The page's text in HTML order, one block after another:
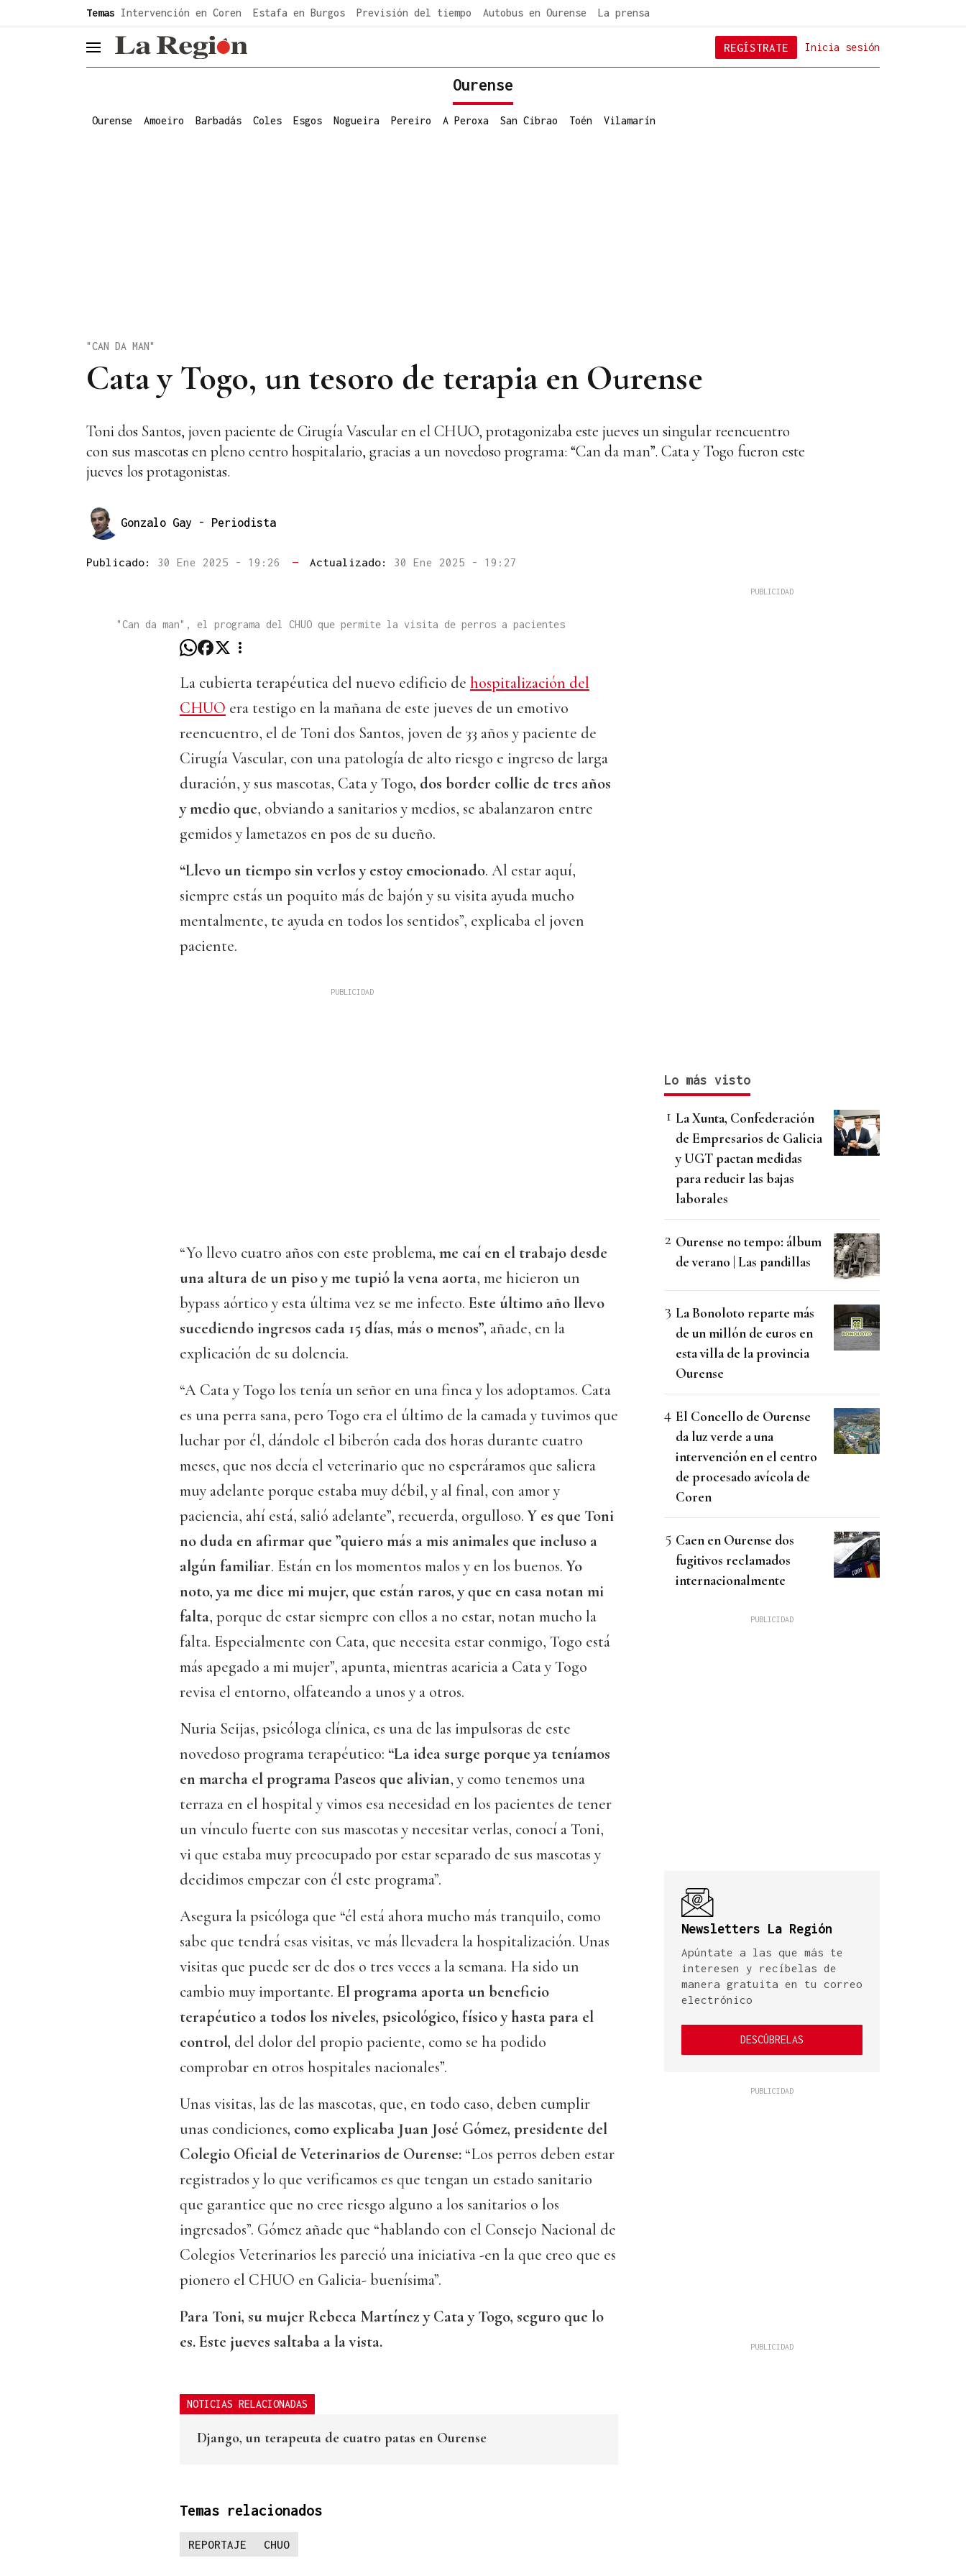
Temas Intervención en Coren Estafa en Burgos Previsión del tiempo Autobus en Ourense La prensa
header.menu.open Inicia sesión
REGÍSTRATE
Ourense
Ourense Amoeiro Barbadás Coles Esgos Nogueira Pereiro A Peroxa San Cibrao Toén Vilamarín
Cata y Togo, un tesoro de terapia en Ourense
"CAN DA MAN"
Toni dos Santos, joven paciente de Cirugía Vascular en el CHUO, protagonizaba este jueves un singular reencuentro
con sus mascotas en pleno centro hospitalario, gracias a un novedoso programa: “Can da man”. Cata y Togo fueron este
jueves los protagonistas.
Gonzalo Gay - Periodista
Publicado: 30 Ene 2025 - 19:26 — Actualizado: 30 Ene 2025 - 19:27
"Can da man", el programa del CHUO que permite la visita de perros a pacientes
La cubierta terapéutica del nuevo edificio de hospitalización del
CHUO era testigo en la mañana de este jueves de un emotivo
reencuentro, el de Toni dos Santos, joven de 33 años y paciente de
Cirugía Vascular, con una patología de alto riesgo e ingreso de larga
duración, y sus mascotas, Cata y Togo, dos border collie de tres años
y medio que, obviando a sanitarios y medios, se abalanzaron entre
gemidos y lametazos en pos de su dueño.
“Llevo un tiempo sin verlos y estoy emocionado. Al estar aquí,
siempre estás un poquito más de bajón y su visita ayuda mucho
mentalmente, te ayuda en todos los sentidos”, explicaba el joven
paciente.
“Yo llevo cuatro años con este problema, me caí en el trabajo desde
una altura de un piso y me tupió la vena aorta, me hicieron un
bypass aórtico y esta última vez se me infecto. Este último año llevo
sucediendo ingresos cada 15 días, más o menos”, añade, en la
explicación de su dolencia.
“A Cata y Togo los tenía un señor en una finca y los adoptamos. Cata
es una perra sana, pero Togo era el último de la camada y tuvimos que
luchar por él, dándole el biberón cada dos horas durante cuatro
meses, que nos decía el veterinario que no esperáramos que saliera
muy adelante porque estaba muy débil, y al final, con amor y
paciencia, ahí está, salió adelante”, recuerda, orgulloso. Y es que Toni
no duda en afirmar que ”quiero más a mis animales que incluso a
algún familiar. Están en los momentos malos y en los buenos. Yo
noto, ya me dice mi mujer, que están raros, y que en casa notan mi
falta, porque de estar siempre con ellos a no estar, notan mucho la
falta. Especialmente con Cata, que necesita estar conmigo, Togo está
más apegado a mi mujer”, apunta, mientras acaricia a Cata y Togo
revisa el entorno, olfateando a unos y a otros.
Nuria Seijas, psicóloga clínica, es una de las impulsoras de este
novedoso programa terapéutico: “La idea surge porque ya teníamos
en marcha el programa Paseos que alivian, y como tenemos una
terraza en el hospital y vimos esa necesidad en los pacientes de tener
un vínculo fuerte con sus mascotas y necesitar verlas, conocí a Toni,
vi que estaba muy preocupado por estar separado de sus mascotas y
decidimos empezar con él este programa”.
Asegura la psicóloga que “él está ahora mucho más tranquilo, como
sabe que tendrá esas visitas, ve más llevadera la hospitalización. Unas
visitas que puede ser de dos o tres veces a la semana. Ha sido un
cambio muy importante. El programa aporta un beneficio
terapéutico a todos los niveles, psicológico, físico y hasta para el
control, del dolor del propio paciente, como se ha podido
comprobar en otros hospitales nacionales”.
Unas visitas, las de las mascotas, que, en todo caso, deben cumplir
unas condiciones, como explicaba Juan José Gómez, presidente del
Colegio Oficial de Veterinarios de Ourense: “Los perros deben estar
registrados y lo que verificamos es que tengan un estado sanitario
que garantice que no cree riesgo alguno a los sanitarios o los
ingresados”. Gómez añade que “hablando con el Consejo Nacional de
Colegios Veterinarios les pareció una iniciativa -en la que creo que es
pionero el CHUO en Galicia- buenísima”.
Para Toni, su mujer Rebeca Martínez y Cata y Togo, seguro que lo
es. Este jueves saltaba a la vista.
NOTICIAS RELACIONADAS
Django, un terapeuta de cuatro patas en Ourense
Temas relacionados
REPORTAJE CHUO
Lo más visto
La Xunta, Confederación
de Empresarios de Galicia
y UGT pactan medidas
para reducir las bajas
laborales
Ourense no tempo: álbum
de verano | Las pandillas
La Bonoloto reparte más
de un millón de euros en
esta villa de la provincia
Ourense
El Concello de Ourense
da luz verde a una
intervención en el centro
de procesado avícola de
Coren
Caen en Ourense dos
fugitivos reclamados
internacionalmente
Newsletters La Región
Apúntate a las que más te
interesen y recíbelas de
manera gratuita en tu correo
electrónico
DESCÚBRELAS